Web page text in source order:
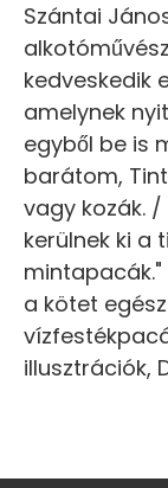
Szántai
kedveskedik
amelynek
egyből be is
barátom,
vagy kozák.
kerülnek ki a
a kötet
illusztrációk,